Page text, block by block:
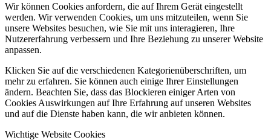
Wir können Cookies anfordern, die auf Ihrem Gerät eingestellt
werden. Wir verwenden Cookies, um uns mitzuteilen, wenn Sie
unsere Websites besuchen, wie Sie mit uns interagieren, Ihre
Nutzererfahrung verbessern und Ihre Beziehung zu unserer Website
anpassen.
Klicken Sie auf die verschiedenen Kategorienüberschriften, um
mehr zu erfahren. Sie können auch einige Ihrer Einstellungen
ändern. Beachten Sie, dass das Blockieren einiger Arten von
Cookies Auswirkungen auf Ihre Erfahrung auf unseren Websites
und auf die Dienste haben kann, die wir anbieten können.
Wichtige Website Cookies